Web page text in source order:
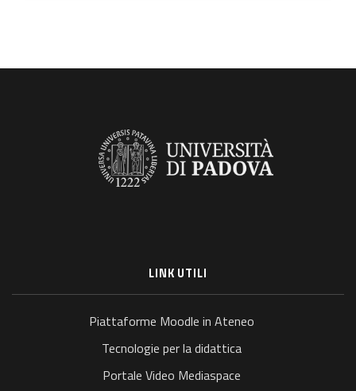
LINK UTILI
Piattaforme Moodle in Ateneo
Tecnologie per la didattica
Portale Video Mediaspace